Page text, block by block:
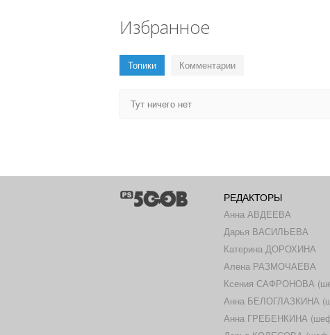
Избранное
Топики Комментарии
Тут ничего нет
РЕДАКТОРЫ
Анна АВДЕЕВА
Дарья ВАСИЛЬЕВА
Катерина ДОРОХИНА
Алена РАЗМОЧАЕВА
Ксения САФРОНОВА
Анна БЕЛОГЛАЗКИНА
Анна ГРЕБЕНКИНА (шеф-